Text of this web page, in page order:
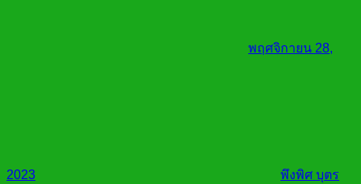
พฤศจิกายน 28,
2023 พึงพิศ บุตร